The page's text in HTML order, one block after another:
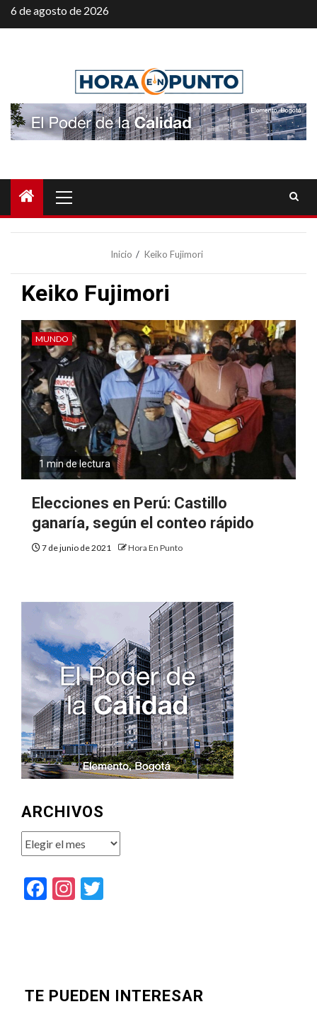
Saltar
al
6 de agosto de 2026
principal
Inicio Keiko Fujimori
Keiko Fujimori
MUNDO
1 min de lectura
Elecciones en Perú: Castillo
ganaría, según el conteo rápido
7 de junio de 2021 Hora En Punto
ARCHIVOS
Archivos
Facebook
Instagram
TE PUEDEN INTERESAR